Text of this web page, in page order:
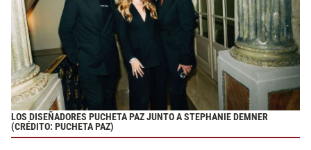
LOS DISEÑADORES PUCHETA PAZ JUNTO A STEPHANIE DEMNER
(CRÉDITO: PUCHETA PAZ)